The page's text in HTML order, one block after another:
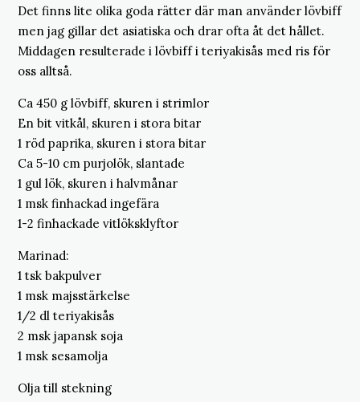
Det finns lite olika goda rätter där man använder lövbiff
men jag gillar det asiatiska och drar ofta åt det hållet.
Middagen resulterade i lövbiff i teriyakisås med ris för
oss alltså.
Ca 450 g lövbiff, skuren i strimlor
En bit vitkål, skuren i stora bitar
1 röd paprika, skuren i stora bitar
Ca 5-10 cm purjolök, slantade
1 gul lök, skuren i halvmånar
1 msk finhackad ingefära
1-2 finhackade vitlöksklyftor
Marinad:
1 tsk bakpulver
1 msk majsstärkelse
1/2 dl teriyakisås
2 msk japansk soja
1 msk sesamolja
Olja till stekning